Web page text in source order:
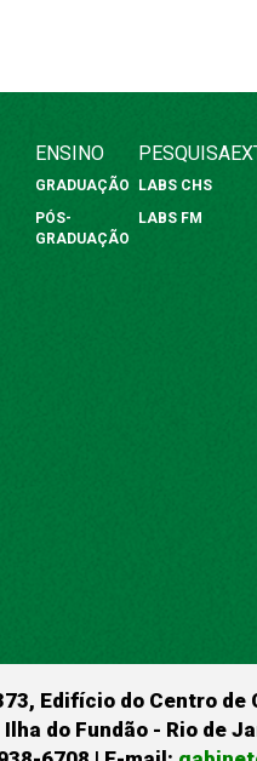
ENSINO
GRADUAÇÃO
PÓS-
GRADUAÇÃO
PESQUISA
LABS CHS
LABS FM
Edifício do Centro de
do Fundão - Rio de